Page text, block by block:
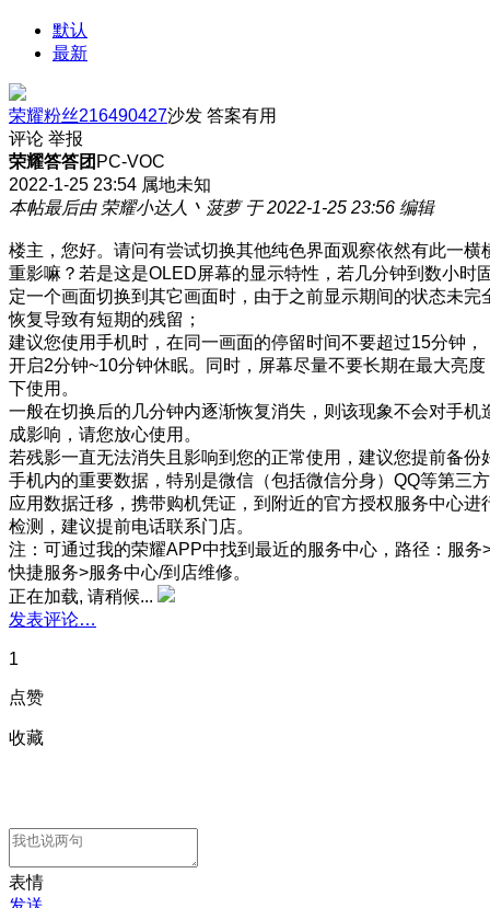
默认
最新
荣耀粉丝216490427沙发 答案有用
评论 举报
荣耀答答团 PC-VOC
2022-1-25 23:54 属地未知
本帖最后由 荣耀小达人丶菠萝 于 2022-1-25 23:56 编辑
楼主，您好。请问有尝试切换其他纯色界面观察依然有此一横
重影嘛？若是这是OLED屏幕的显示特性，若几分钟到数小时
定一个画面切换到其它画面时，由于之前显示期间的状态未完
恢复导致有短期的残留；
建议您使用手机时，在同一画面的停留时间不要超过15分钟，
开启2分钟~10分钟休眠。同时，屏幕尽量不要长期在最大亮度
下使用。
一般在切换后的几分钟内逐渐恢复消失，则该现象不会对手机
成影响，请您放心使用。
若残影一直无法消失且影响到您的正常使用，建议您提前备份
手机内的重要数据，特别是微信（包括微信分身）QQ等第三方
应用数据迁移，携带购机凭证，到附近的官方授权服务中心进
检测，建议提前电话联系门店。
注：可通过我的荣耀APP中找到最近的服务中心，路径：服务
快捷服务>服务中心/到店维修。
正在加载, 请稍候...
发表评论…
1
点赞
收藏
表情